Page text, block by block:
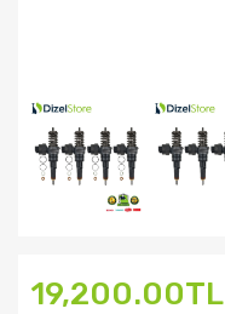
19,200.00TL